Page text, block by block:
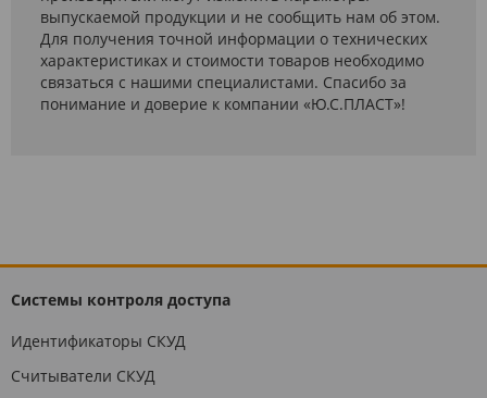
выпускаемой продукции и не сообщить нам об этом.
Для получения точной информации о технических
характеристиках и стоимости товаров необходимо
связаться с нашими специалистами. Спасибо за
понимание и доверие к компании «Ю.С.ПЛАСТ»!
Системы контроля доступа
Идентификаторы СКУД
Считыватели СКУД